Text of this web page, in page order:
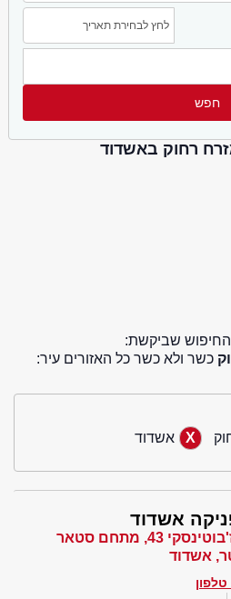
רחוק באשדוד
החיפוש שביקשת:
כשר ולא כשר כל האזורים עיר:
אשדוד
אשדוד
ז'בוטינסקי 43, מתחם סטאר
אשדוד